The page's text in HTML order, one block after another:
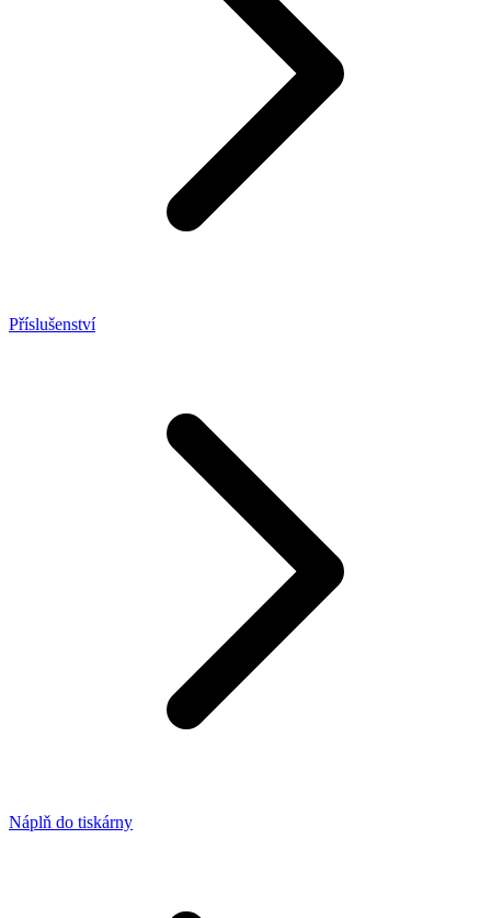
Příslušenství
Náplň do tiskárny